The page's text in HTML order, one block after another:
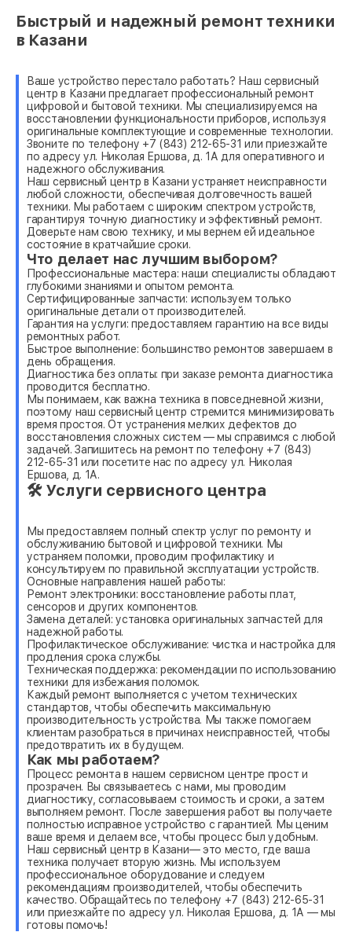
Быстрый и надежный ремонт техники
в Казани
Ваше устройство перестало работать? Наш сервисный
центр в Казани предлагает профессиональный ремонт
цифровой и бытовой техники. Мы специализируемся на
восстановлении функциональности приборов, используя
оригинальные комплектующие и современные технологии.
Звоните по телефону +7 (843) 212-65-31 или приезжайте
по адресу ул. Николая Ершова, д. 1А для оперативного и
надежного обслуживания.
Наш сервисный центр в Казани устраняет неисправности
любой сложности, обеспечивая долговечность вашей
техники. Мы работаем с широким спектром устройств,
гарантируя точную диагностику и эффективный ремонт.
Доверьте нам свою технику, и мы вернем ей идеальное
состояние в кратчайшие сроки.
Что делает нас лучшим выбором?
Профессиональные мастера: наши специалисты обладают
глубокими знаниями и опытом ремонта.
Сертифицированные запчасти: используем только
оригинальные детали от производителей.
Гарантия на услуги: предоставляем гарантию на все виды
ремонтных работ.
Быстрое выполнение: большинство ремонтов завершаем в
день обращения.
Диагностика без оплаты: при заказе ремонта диагностика
проводится бесплатно.
Мы понимаем, как важна техника в повседневной жизни,
поэтому наш сервисный центр стремится минимизировать
время простоя. От устранения мелких дефектов до
восстановления сложных систем — мы справимся с любой
задачей. Запишитесь на ремонт по телефону +7 (843)
212-65-31 или посетите нас по адресу ул. Николая
Ершова, д. 1А.
🛠 Услуги сервисного центра
Мы предоставляем полный спектр услуг по ремонту и
обслуживанию бытовой и цифровой техники. Мы
устраняем поломки, проводим профилактику и
консультируем по правильной эксплуатации устройств.
Основные направления нашей работы:
Ремонт электроники: восстановление работы плат,
сенсоров и других компонентов.
Замена деталей: установка оригинальных запчастей для
надежной работы.
Профилактическое обслуживание: чистка и настройка для
продления срока службы.
Техническая поддержка: рекомендации по использованию
техники для избежания поломок.
Каждый ремонт выполняется с учетом технических
стандартов, чтобы обеспечить максимальную
производительность устройства. Мы также помогаем
клиентам разобраться в причинах неисправностей, чтобы
предотвратить их в будущем.
Как мы работаем?
Процесс ремонта в нашем сервисном центре прост и
прозрачен. Вы связываетесь с нами, мы проводим
диагностику, согласовываем стоимость и сроки, а затем
выполняем ремонт. После завершения работ вы получаете
полностью исправное устройство с гарантией. Мы ценим
ваше время и делаем все, чтобы процесс был удобным.
Наш сервисный центр в Казани— это место, где ваша
техника получает вторую жизнь. Мы используем
профессиональное оборудование и следуем
рекомендациям производителей, чтобы обеспечить
качество. Обращайтесь по телефону +7 (843) 212-65-31
или приезжайте по адресу ул. Николая Ершова, д. 1А — мы
готовы помочь!